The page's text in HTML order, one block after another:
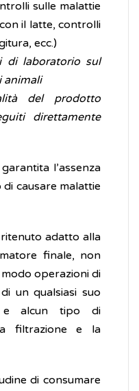
sulle malattie
il latte, controlli
ecc.)
di laboratorio sul
animali
del prodotto
direttamente
l’assenza
causare malattie
adatto alla
finale, non
operazioni di
un qualsiasi suo
e alcun tipo di
filtrazione e la
di consumare